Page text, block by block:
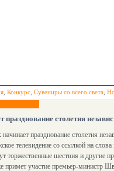
Конкурс Сувениры со всего света
празднование столетия
празднование столетия
телевидение со ссылкой на
торжественные шествия и другие
примет участие премьер-министр